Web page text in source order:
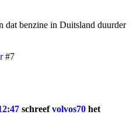
dat benzine in Duitsland duurder
#7
schreefvolvos70 het